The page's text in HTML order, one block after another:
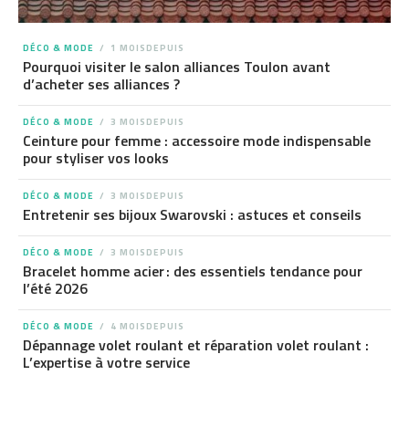
DÉCO & MODE 1 MOISDEPUIS
Pourquoi visiter le salon alliances Toulon avant
d’acheter ses alliances ?
DÉCO & MODE 3 MOISDEPUIS
Ceinture pour femme : accessoire mode indispensable
pour styliser vos looks
DÉCO & MODE 3 MOISDEPUIS
Entretenir ses bijoux Swarovski : astuces et conseils
DÉCO & MODE 3 MOISDEPUIS
Bracelet homme acier : des essentiels tendance pour
l’été 2026
DÉCO & MODE 4 MOISDEPUIS
Dépannage volet roulant et réparation volet roulant :
L’expertise à votre service